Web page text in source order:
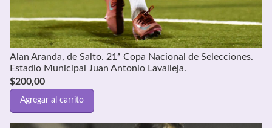
Alan Aranda, de Salto. 21ª Copa Nacional de Selecciones.
Estadio Municipal Juan Antonio Lavalleja.
$200,00
Agregar al carrito